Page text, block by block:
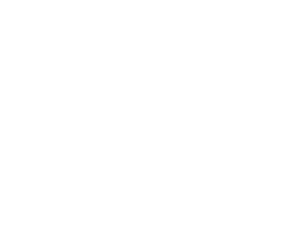
Na Frente E Transparente
Do Mercado